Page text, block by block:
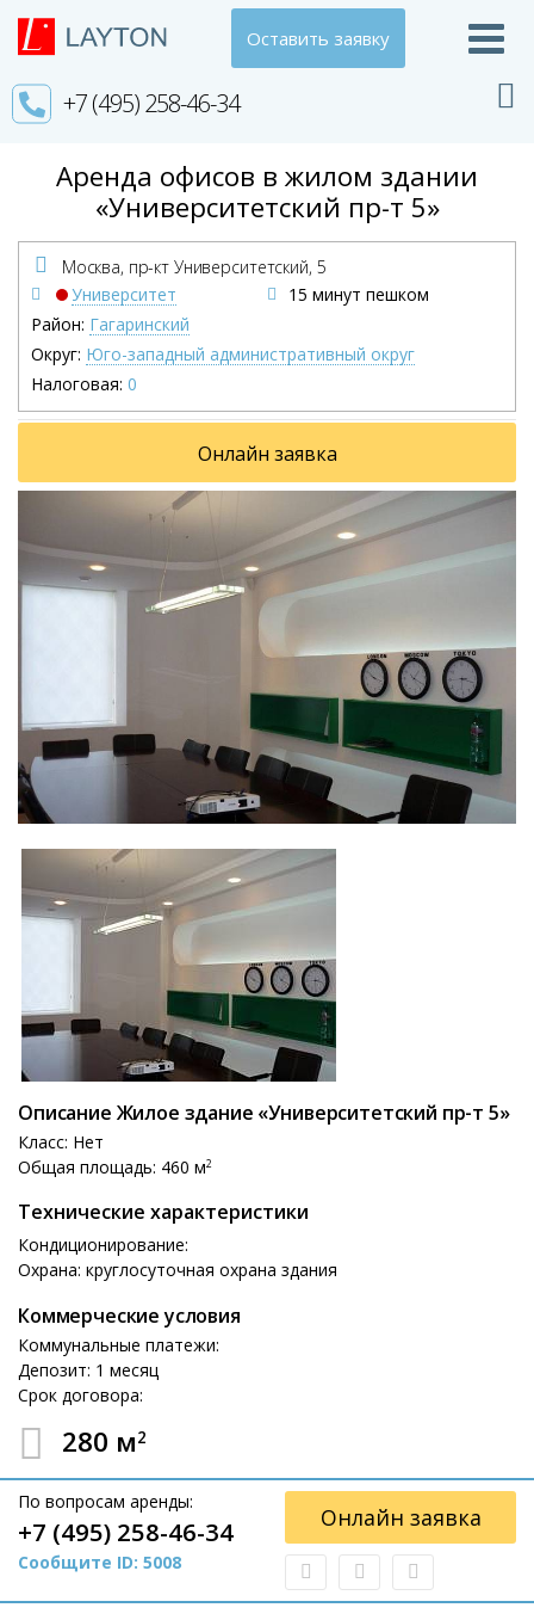
Оставить заявку
+7 (495) 258-46-34
Аренда офисов в жилом здании
«Университетский пр-т 5»
Москва, пр-кт Университетский, 5
Университет
15 минут пешком
Район: Гагаринский
Округ: Юго-западный административный округ
Налоговая: 0
Онлайн заявка
Описание Жилое здание «Университетский пр-т 5»
Класс: Нет
Общая площадь: 460 м2
Технические характеристики
Кондиционирование:
Охрана: круглосуточная охрана здания
Коммерческие условия
Коммунальные платежи:
Депозит: 1 месяц
Срок договора:
280 м2
По вопросам аренды:
+7 (495) 258-46-34
Сообщите ID: 5008
Онлайн заявка